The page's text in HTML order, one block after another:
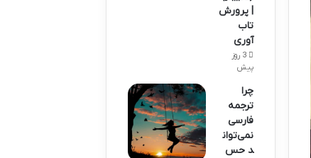
| پرورش
تاب
آوری
3 روز
پیش
چرا
ترجمه
فارسی
نمی‌توان
د حس